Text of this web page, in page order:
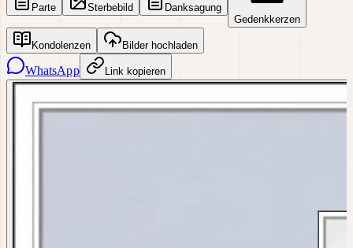
Parte Sterbebild
Danksagung
Gedenkkerzen
Kondolenzen Bilder hochladen
WhatsApp Link kopieren